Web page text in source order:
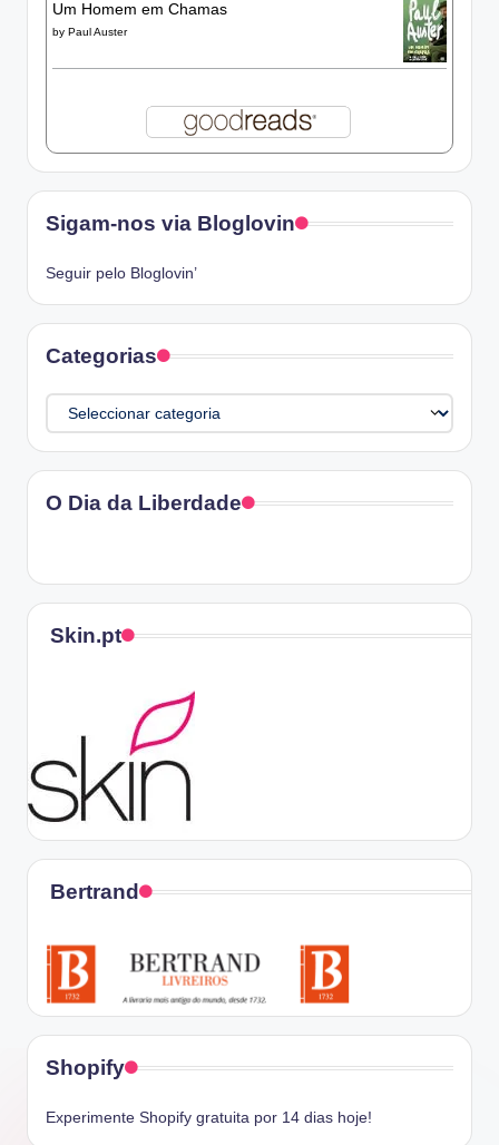
Um Homem em Chamas
by Paul Auster
Sigam-nos via Bloglovin
Seguir pelo Bloglovin’
Categorias
Categorias
O Dia da Liberdade
Skin.pt
Bertrand
Shopify
Experimente Shopify gratuita por 14 dias hoje!